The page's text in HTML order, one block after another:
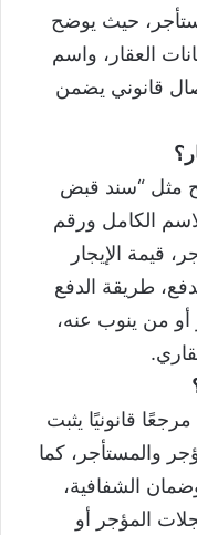
حيث يوضح
العقار، واسم
قانوني يضمن
مثل “سند قبض
الكامل ورقم
قيمة الإيجار
طريقة الدفع
أو من ينوب عنه،
قانونيًا يثبت
والمستأجر، كما
الشفافية،
المؤجر أو